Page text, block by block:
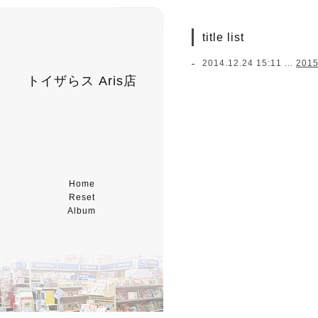
トイザらス Aris店
Home
Reset
Album
title list
2014.12.24 15:11 ...